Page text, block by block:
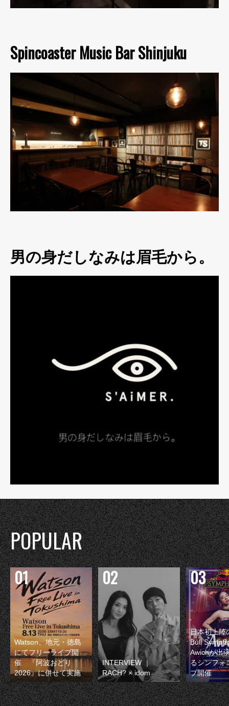
Spincoaster Music Bar Shinjuku
男の身だしなみは眉毛から。
POPULAR
Watson、地元・徳島
にてフリーライブ開
催 『阿波おどり
2026』に併せて実施
INTERVIEW ｜
RACH? × idom
日本初上陸
Bull
Awichが出
るシンフォ
ブ開催